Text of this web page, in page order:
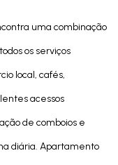
uma combinação
os serviços
local, cafés,
acessos
de comboios e
diária. Apartamento